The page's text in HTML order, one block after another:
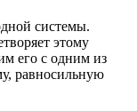
системы.
этому
его с одним из
равносильную